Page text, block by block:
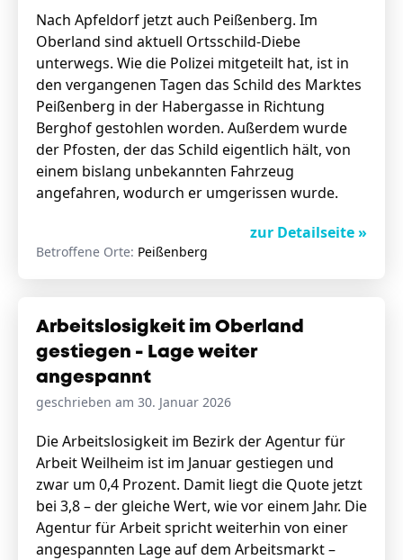
Nach Apfeldorf jetzt auch Peißenberg. Im
Oberland sind aktuell Ortsschild-Diebe
unterwegs. Wie die Polizei mitgeteilt hat, ist in
den vergangenen Tagen das Schild des Marktes
Peißenberg in der Habergasse in Richtung
Berghof gestohlen worden. Außerdem wurde
der Pfosten, der das Schild eigentlich hält, von
einem bislang unbekannten Fahrzeug
angefahren, wodurch er umgerissen wurde.
zur Detailseite »
Betroffene Orte: Peißenberg
Arbeitslosigkeit im Oberland
gestiegen - Lage weiter
angespannt
geschrieben am 30. Januar 2026
Die Arbeitslosigkeit im Bezirk der Agentur für
Arbeit Weilheim ist im Januar gestiegen und
zwar um 0,4 Prozent. Damit liegt die Quote jetzt
bei 3,8 – der gleiche Wert, wie vor einem Jahr. Die
Agentur für Arbeit spricht weiterhin von einer
angespannten Lage auf dem Arbeitsmarkt –